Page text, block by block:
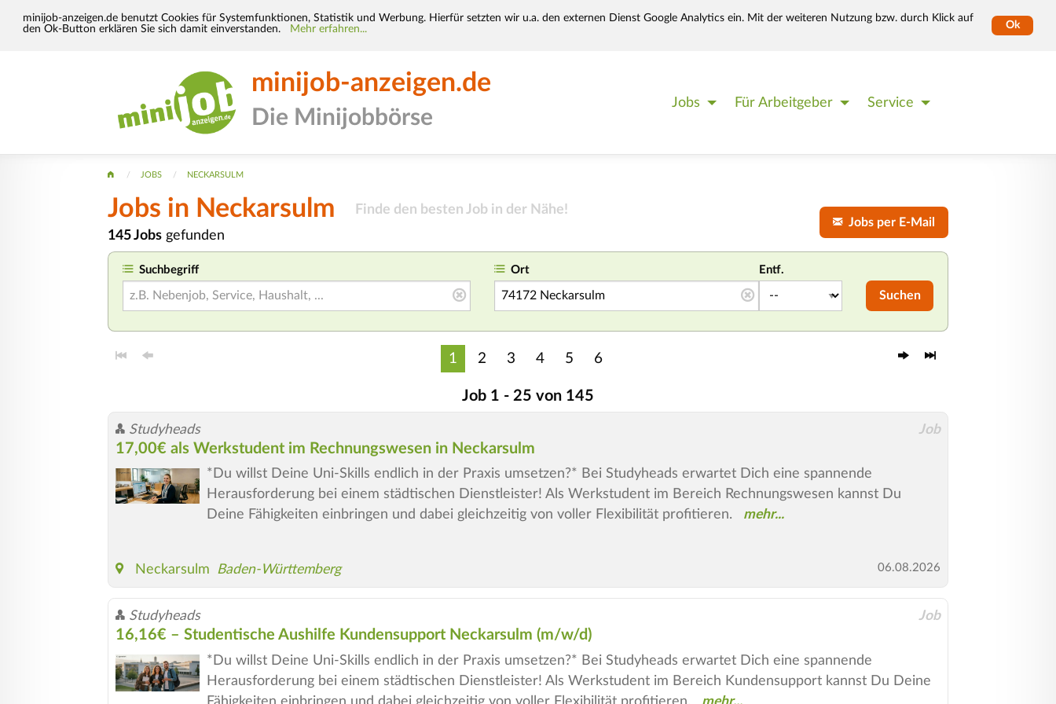
minijob-anzeigen.de benutzt Cookies für Systemfunktionen, Statistik und Werbung. Hierfür setzten wir u.a. den externen Dienst Google Analytics ein. Mit der weiteren Nutzung bzw. durch Klick auf
den Ok-Button erklären Sie sich damit einverstanden.
Mehr erfahren... Ok
minijob-anzeigen.de
Die Minijobbörse
Jobs Für Arbeitgeber Service
JOBS NECKARSULM
Jobs in Neckarsulm Finde den besten Job in der Nähe!
145 Jobs gefunden
Jobs per E-Mail
Suchbegriff Ort Entf.
Suchen
1 2 3 4 5 6
Job 1 - 25 von 145
Studyheads Job
17,00€ als Werkstudent im Rechnungswesen in Neckarsulm
*Du willst Deine Uni-Skills endlich in der Praxis umsetzen?* Bei Studyheads erwartet Dich eine spannende
Herausforderung bei einem städtischen Dienstleister! Als Werkstudent im Bereich Rechnungswesen kannst Du
Deine Fähigkeiten einbringen und dabei gleichzeitig von voller Flexibilität profitieren.
Neckarsulm Baden-Württemberg 06.08.2026
Studyheads Job
16,16€ – Studentische Aushilfe Kundensupport Neckarsulm (m/w/d)
*Du willst Deine Uni-Skills endlich in der Praxis umsetzen?* Bei Studyheads erwartet Dich eine spannende
Herausforderung bei einem städtischen Dienstleister! Als Werkstudent im Bereich Kundensupport kannst Du Deine
Fähigkeiten einbringen und dabei gleichzeitig von voller Flexibilität profitieren.